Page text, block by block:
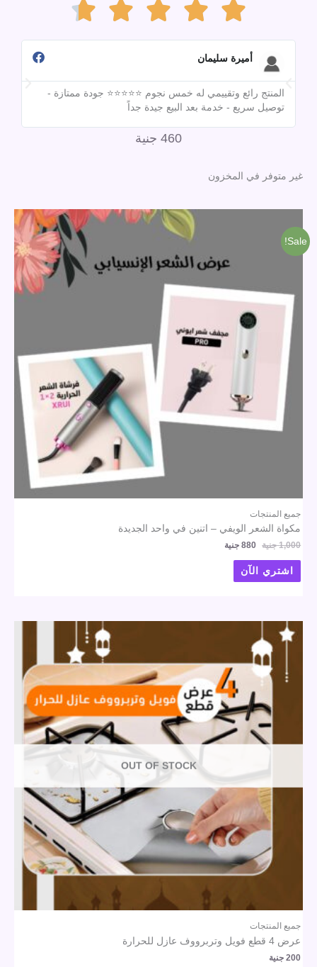





4.7
out
أميرة سليمان
المنتج رائع وتقييمي له خمس نجوم ⭐⭐⭐⭐⭐ جودة ممتازة -
توصيل سريع - خدمة بعد البيع جيدة جداً
460 جنية
غير متوفر في المخزون
Sale!
جميع المنتجات
مكواة الشعر الويفي – اتنين في واحد الجديدة
1,000 جنية 880 جنية
اشتري الآن
OUT OF STOCK
جميع المنتجات
عرض 4 قطع فويل وتربرووف عازل للحرارة
200 جنية